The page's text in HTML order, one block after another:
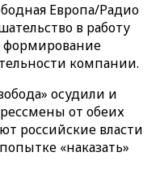
Европа/Радио
в работу
формирование
компании.
осудили и
от обеих
российские власти
«наказать»